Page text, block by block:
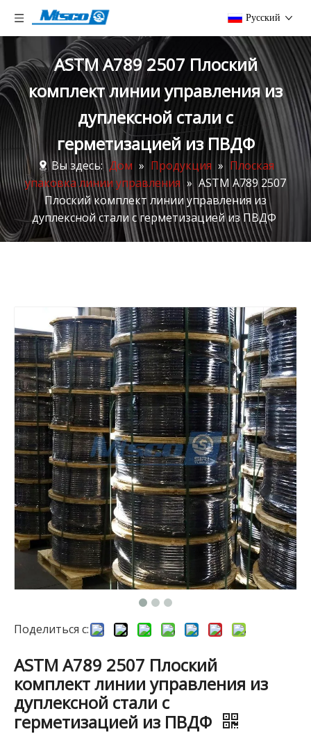
Pусский
ASTM A789 2507 Плоский
комплект линии управления из
дуплексной стали с
герметизацией из ПВДФ
Вы здесь: Дом » Продукция » Плоская
упаковка линии управления » ASTM A789 2507
Плоский комплект линии управления из
дуплексной стали с герметизацией из ПВДФ
Поделиться с:
ASTM A789 2507 Плоский
комплект линии управления из
дуплексной стали с
герметизацией из ПВДФ